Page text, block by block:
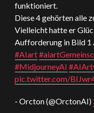
funktioniert.
Diese 4 gehörten alle
Vielleicht hatte er
Aufforderung in Bild 1
#AIart
#MidjourneyAI
pic.twitter.com/
- Orcton (@OrctonAI)